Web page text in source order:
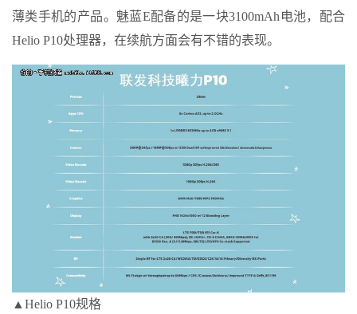
薄类手机的产品。魅蓝E配备的是一块3100mAh电池，配合
Helio P10处理器，在续航方面会有不错的表现。
▲Helio P10规格